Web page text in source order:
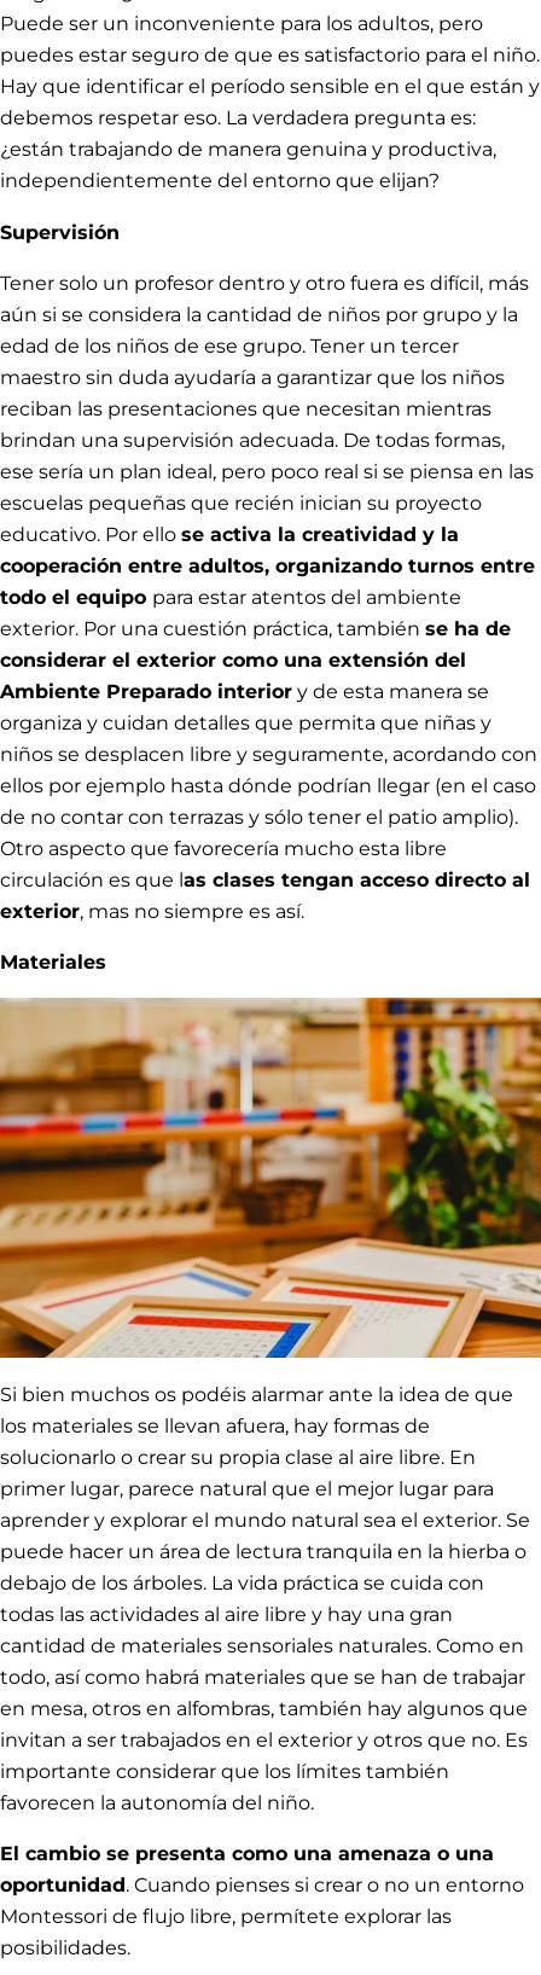
Puede ser un inconveniente para los adultos, pero
puedes estar seguro de que es satisfactorio para el niño.
Hay que identificar el período sensible en el que están y
debemos respetar eso. La verdadera pregunta es:
¿están trabajando de manera genuina y productiva,
independientemente del entorno que elijan?
Supervisión
Tener solo un profesor dentro y otro fuera es difícil, más
aún si se considera la cantidad de niños por grupo y la
edad de los niños de ese grupo. Tener un tercer
maestro sin duda ayudaría a garantizar que los niños
reciban las presentaciones que necesitan mientras
brindan una supervisión adecuada. De todas formas,
ese sería un plan ideal, pero poco real si se piensa en las
escuelas pequeñas que recién inician su proyecto
educativo. Por ello se activa la creatividad y la
cooperación entre adultos, organizando turnos entre
todo el equipo para estar atentos del ambiente
exterior. Por una cuestión práctica, también se ha de
considerar el exterior como una extensión del
Ambiente Preparado interior y de esta manera se
organiza y cuidan detalles que permita que niñas y
niños se desplacen libre y seguramente, acordando con
ellos por ejemplo hasta dónde podrían llegar (en el caso
de no contar con terrazas y sólo tener el patio amplio).
Otro aspecto que favorecería mucho esta libre
circulación es que las clases tengan acceso directo al
exterior, mas no siempre es así.
Materiales
Si bien muchos os podéis alarmar ante la idea de que
los materiales se llevan afuera, hay formas de
solucionarlo o crear su propia clase al aire libre. En
primer lugar, parece natural que el mejor lugar para
aprender y explorar el mundo natural sea el exterior. Se
puede hacer un área de lectura tranquila en la hierba o
debajo de los árboles. La vida práctica se cuida con
todas las actividades al aire libre y hay una gran
cantidad de materiales sensoriales naturales. Como en
todo, así como habrá materiales que se han de trabajar
en mesa, otros en alfombras, también hay algunos que
invitan a ser trabajados en el exterior y otros que no. Es
importante considerar que los límites también
favorecen la autonomía del niño.
El cambio se presenta como una amenaza o una
oportunidad. Cuando pienses si crear o no un entorno
Montessori de flujo libre, permítete explorar las
posibilidades.